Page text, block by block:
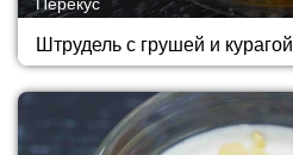
Штрудель с грушей и курагой